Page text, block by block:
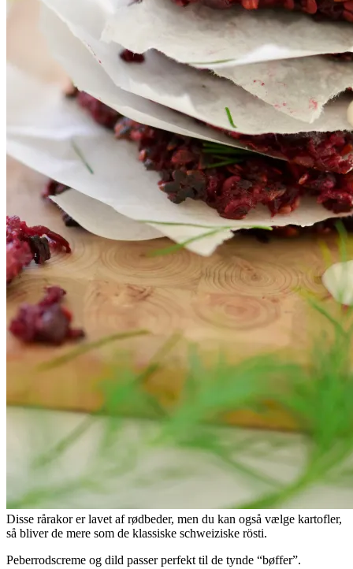
Disse rårakor er lavet af rødbeder, men du kan også vælge kartofler,
så bliver de mere som de klassiske schweiziske rösti.
Peberrodscreme og dild passer perfekt til de tynde “bøffer”.